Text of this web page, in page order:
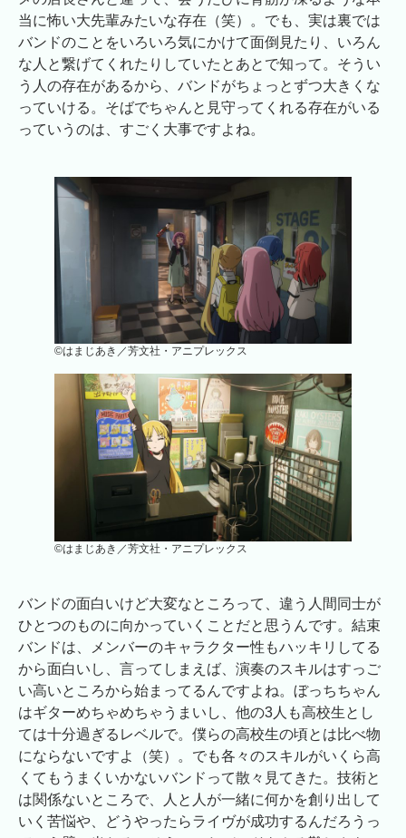
当に怖い大先輩みたいな存在（笑）。でも、実は裏では
バンドのことをいろいろ気にかけて面倒見たり、いろん
な人と繋げてくれたりしていたとあとで知って。そうい
う人の存在があるから、バンドがちょっとずつ大きくな
っていける。そばでちゃんと見守ってくれる存在がいる
っていうのは、すごく大事ですよね。
©はまじあき／芳文社・アニプレックス
©はまじあき／芳文社・アニプレックス
バンドの面白いけど大変なところって、違う人間同士が
ひとつのものに向かっていくことだと思うんです。結束
バンドは、メンバーのキャラクター性もハッキリしてる
から面白いし、言ってしまえば、演奏のスキルはすっご
い高いところから始まってるんですよね。ぼっちちゃん
はギターめちゃめちゃうまいし、他の3人も高校生とし
ては十分過ぎるレベルで。僕らの高校生の頃とは比べ物
にならないですよ（笑）。でも各々のスキルがいくら高
くてもうまくいかないバンドって散々見てきた。技術と
は関係ないところで、人と人が一緒に何かを創り出して
いく苦悩や、どうやったらライヴが成功するんだろうっ